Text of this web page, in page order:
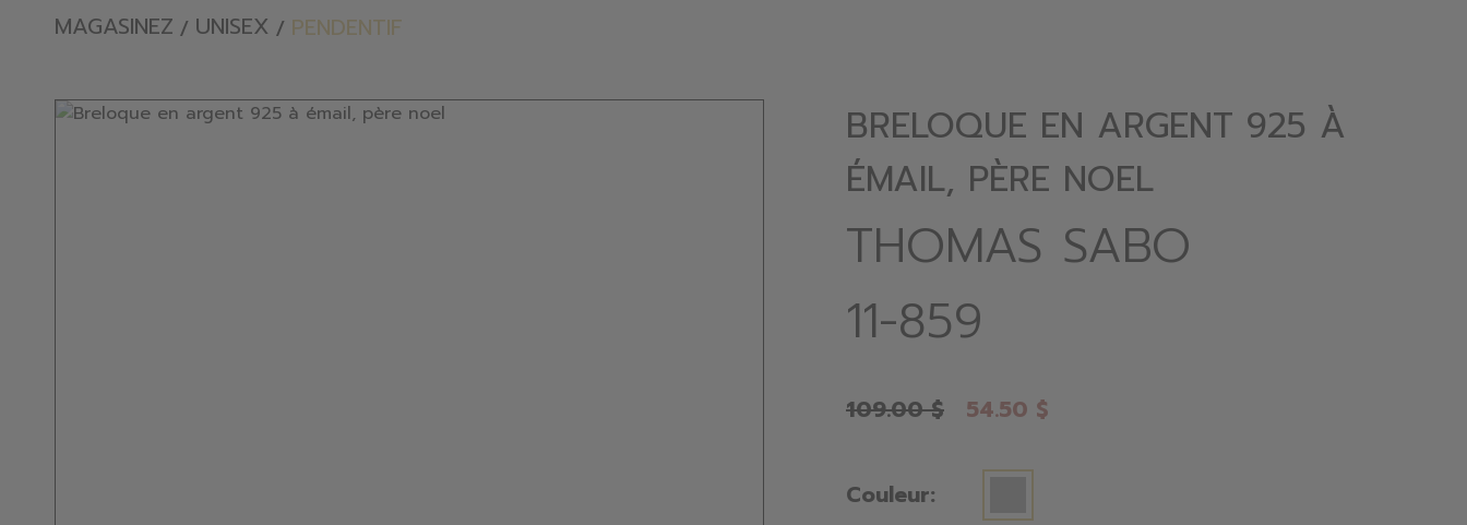
MAGASINEZ UNISEX PENDENTIF
BRELOQUE EN ARGENT 925 À
ÉMAIL, PÈRE NOEL
THOMAS SABO
11-859
109.00 $ 54.50 $
Couleur: